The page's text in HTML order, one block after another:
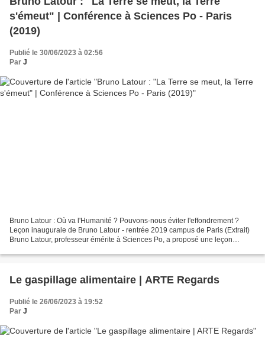
s'émeut" | Conférence à Sciences Po - Paris
(2019)
Publié le 30/06/2023 à 02:56
Par J
Bruno Latour : Où va l'Humanité ? Pouvons-nous éviter l'effondrement ?
Leçon inaugurale de Bruno Latour - rentrée 2019 campus de Paris (Extrait)
Bruno Latour, professeur émérite à Sciences Po, a proposé une leçon
Le gaspillage alimentaire | ARTE Regards
Publié le 26/06/2023 à 19:52
Par J